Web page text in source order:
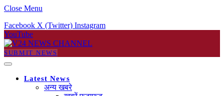
Close Menu
Facebook X (Twitter) Instagram
YouTube
SUBMIT NEWS
Latest News
अन्य खबरे